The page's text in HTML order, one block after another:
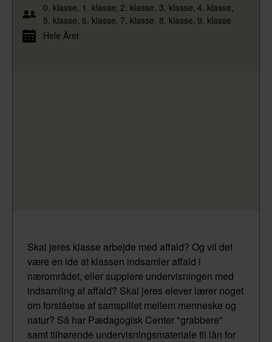
0. klasse 1. klasse 2. klasse 3. klasse 4. klasse
5. klasse 6. klasse 7. klasse 8. klasse 9. klasse
Hele Året
Skal jeres klasse arbejde med affald? Og vil det
være en ide at klassen indsamler affald i
nærområdet, eller supplere undervisningen med
indsamling af affald? Skal jeres elever lærer noget
om forståelse af samspillet mellem menneske og
natur? Så har Pædagogisk Center "grabbere"
samt tilhørende undervisningsmateriale til lån for